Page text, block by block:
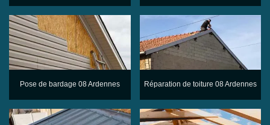
Pose de bardage 08 Ardennes Réparation de toiture 08 Ardennes